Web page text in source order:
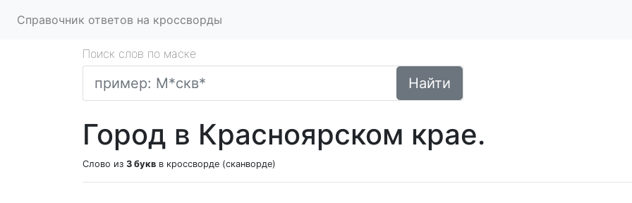
Справочник ответов на кроссворды
Поиск слов по маске
Найти
Город в Красноярском крае.
Слово из 3 букв в кроссворде (сканворде)